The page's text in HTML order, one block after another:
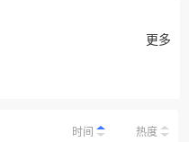
更多
时间 热度